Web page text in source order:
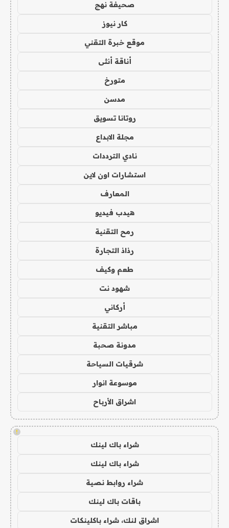
صحيفة نهج
كار نيوز
موقع خبرة التقني
أناقة أنثى
متورخ
مدسن
روتانا تسويق
مجلة الابداع
نادي الترددات
استشارات اون لاين
المعارف
هيدب فيديو
رمح التقنية
رذاذ التجارة
طعم وكيف
شهود نت
أركاني
مباشر التقنية
مدونة صحبة
شرقيات السياحة
موسوعة انوار
اشراق الأرباح
!
شراء باك لينك
شراء باك لينك
شراء روابط نصية
باقات باك لينك
اشراق لنك، شراء باكلينكات